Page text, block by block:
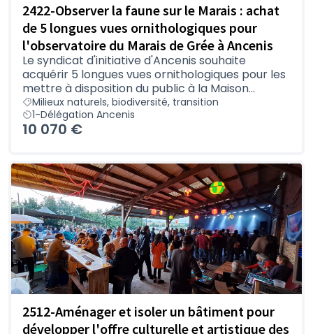
2422-Observer la faune sur le Marais : achat
de 5 longues vues ornithologiques pour
l'observatoire du Marais de Grée à Ancenis
Le syndicat d'initiative d'Ancenis souhaite
acquérir 5 longues vues ornithologiques pour les
mettre à disposition du public à la Maison...
Milieux naturels, biodiversité, transition
1-Délégation Ancenis
10 070 €
2512-Aménager et isoler un bâtiment pour
développer l'offre culturelle et artistique des